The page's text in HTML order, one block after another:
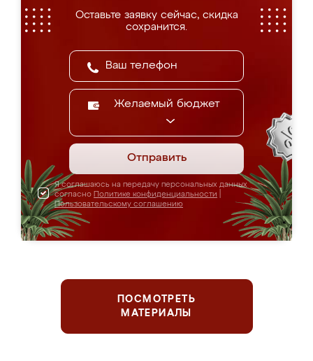
Оставьте заявку сейчас, скидка
сохранится.
Желаемый бюджет
Отправить
Я соглашаюсь на передачу персональных данных
согласно Политике конфиденциальности
Пользовательскому соглашению
ПОСМОТРЕТЬ
МАТЕРИАЛЫ